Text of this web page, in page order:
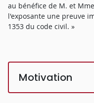
au bénéfice de M. et
l'exposante une preuve
1353 du code civil. »
Motivation